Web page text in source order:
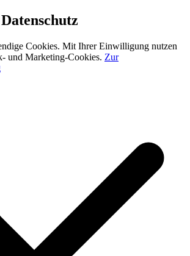
Cookies. Mit Ihrer Einwilligung nutzen
und Marketing-Cookies. Zur